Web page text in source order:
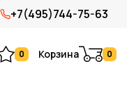
+7(495)744-75-63
0 Корзина 0